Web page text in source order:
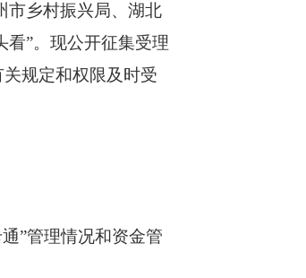
市乡村振兴局、湖北
”。现公开征集受理
规定和权限及时受
”管理情况和资金管